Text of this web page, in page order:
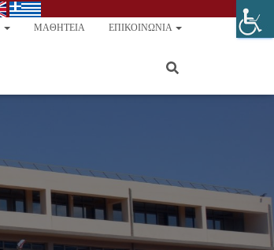
ΜΑΘΗΤΕΊΑ ΕΠΙΚΟΙΝΩΝΊΑ